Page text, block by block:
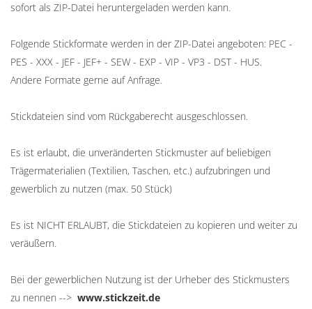
sofort als ZIP-Datei heruntergeladen werden kann.
Folgende Stickformate werden in der ZIP-Datei angeboten: PEC -
PES - XXX - JEF - JEF+ - SEW - EXP - VIP - VP3 - DST - HUS.
Andere Formate gerne auf Anfrage.
Stickdateien sind vom Rückgaberecht ausgeschlossen.
Es ist erlaubt, die unveränderten Stickmuster auf beliebigen
Trägermaterialien (Textilien, Taschen, etc.) aufzubringen und
gewerblich zu nutzen (max. 50 Stück)
Es ist NICHT ERLAUBT, die Stickdateien zu kopieren und weiter zu
veräußern.
Bei der gewerblichen Nutzung ist der Urheber des Stickmusters
zu nennen --> www.stickzeit.de